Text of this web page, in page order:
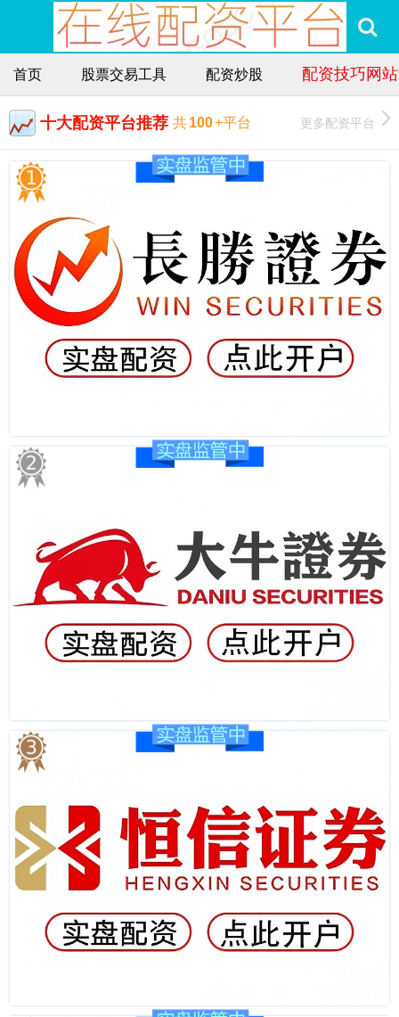
首页 股票交易工具 配资炒股 配资技巧网站
十大配资平台推荐 共100+平台 更多配资平台